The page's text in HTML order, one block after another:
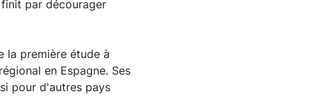
par décourager
la première étude à
en Espagne. Ses
pour d'autres pays